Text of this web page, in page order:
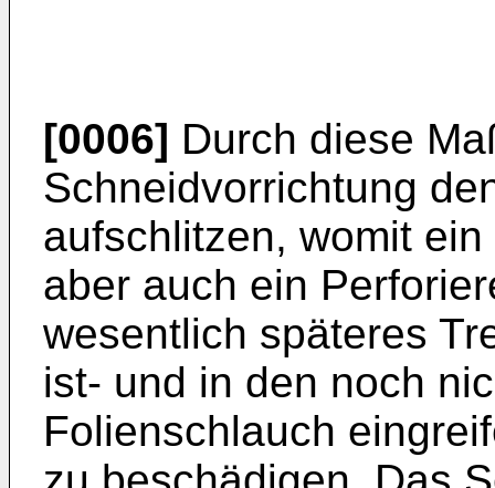
[0006] Durch diese
Schneidvorrichtung
aufschlitzen, womit
aber auch ein
wesentlich späteres
ist- und in den noch
Folienschlauch